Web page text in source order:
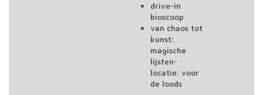
drive-in
bioscoop
van chaos tot
kunst:
magische
lijsten-
locatie: voor
de loods